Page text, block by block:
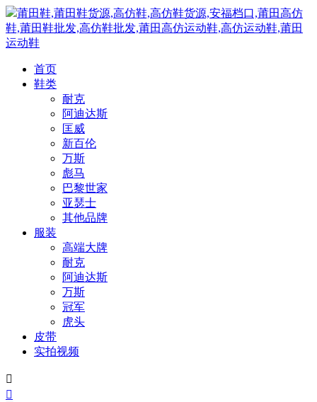
莆田鞋,莆田鞋货源,高仿鞋,高仿鞋货源,安福档口,莆田高仿
鞋,莆田鞋批发,高仿鞋批发,莆田高仿运动鞋,高仿运动鞋,莆田
运动鞋
首页
鞋类
耐克
阿迪达斯
匡威
新百伦
万斯
彪马
巴黎世家
亚瑟士
其他品牌
服装
高端大牌
耐克
阿迪达斯
万斯
冠军
虎头
皮带
实拍视频

